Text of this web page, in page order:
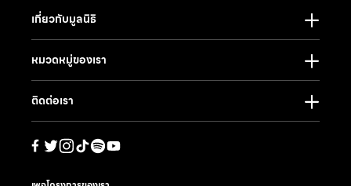
เกี่ยวกับมูลนิธิ
หมวดหมู่ของเรา
ติดต่อเรา